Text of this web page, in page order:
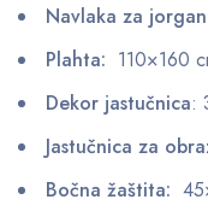
Navlaka za
Plahta: 110×160
Dekor jastučnica:
Jastučnica za
Bočna žaštita: